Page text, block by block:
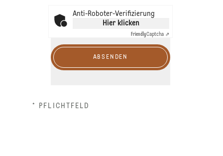
Anti-Roboter-Verifizierung
Hier klicken
FriendlyCaptcha ⇗
ABSENDEN
* PFLICHTFELD